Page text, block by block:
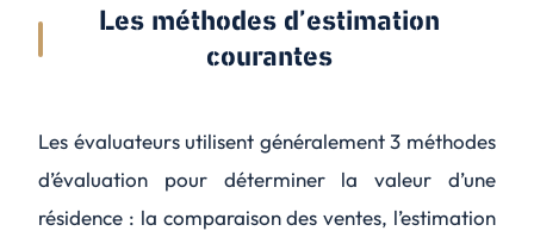
Les méthodes d’estimation
courantes
Les évaluateurs utilisent généralement 3 méthodes
d’évaluation pour déterminer la valeur d’une
résidence : la comparaison des ventes, l’estimation